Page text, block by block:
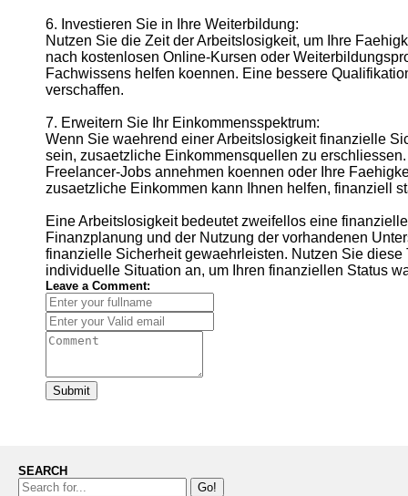
6. Investieren Sie in Ihre Weiterbildung:
Nutzen Sie die Zeit der Arbeitslosigkeit, um Ihre
nach kostenlosen Online-Kursen oder
Fachwissens helfen koennen. Eine bessere
verschaffen.
7. Erweitern Sie Ihr Einkommensspektrum:
Wenn Sie waehrend einer Arbeitslosigkeit finanzielle
sein, zusaetzliche Einkommensquellen zu
Freelancer-Jobs annehmen koennen oder Ihre
zusaetzliche Einkommen kann Ihnen helfen, finanziell
Eine Arbeitslosigkeit bedeutet zweifellos eine
Finanzplanung und der Nutzung der vorhandenen
finanzielle Sicherheit gewaehrleisten. Nutzen Sie
individuelle Situation an, um Ihren finanziellen Status
Leave a Comment:
Submit
SEARCH
Go!